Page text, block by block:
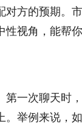
方的预期。
视角，能帮
一次聊天时
举例来说，